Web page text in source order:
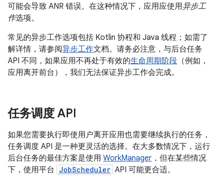
可能会导致 ANR 错误。在这种情况下，应用应使用异步工
作选项。
常见的异步工作选项包括 Kotlin 协程和 Java 线程；如需了
解详情，请参阅异步工作文档。请务必注意，与后台任务
API 不同，如果应用不再处于有效的生命周期阶段 （例如，
应用离开前台），我们无法保证异步工作会完成。
任务调度 API
如果您需要执行即使用户离开应用也需要继续执行的任务，
任务调度 API 是一种更灵活的选择。在大多数情况下，运行
后台任务的最佳方案是使用 WorkManager ，但在某些情况
下，使用平台
JobScheduler API 可能更合适。